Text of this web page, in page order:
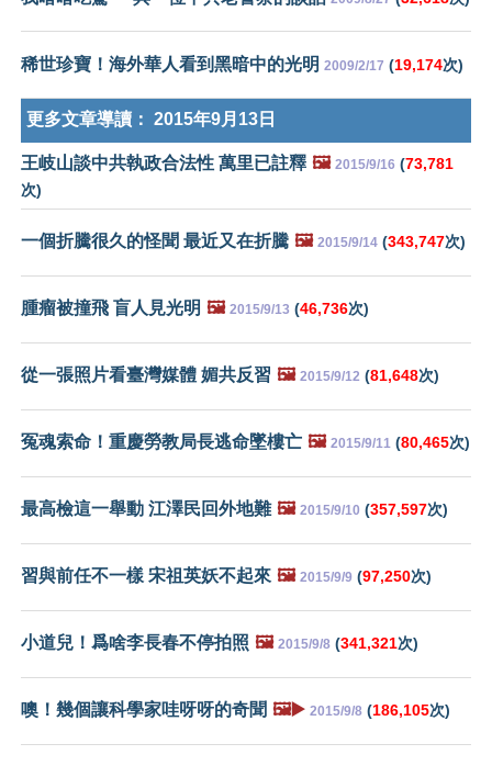
稀世珍寶！海外華人看到黑暗中的光明 2009/2/17 (19,174次)
更多文章導讀： 2015年9月13日
王岐山談中共執政合法性 萬里已註釋 🖼️ 2015/9/16 (73,781
次)
一個折騰很久的怪聞 最近又在折騰 🖼️ 2015/9/14 (343,747次)
腫瘤被撞飛 盲人見光明 🖼️ 2015/9/13 (46,736次)
從一張照片看臺灣媒體 媚共反習 🖼️ 2015/9/12 (81,648次)
冤魂索命！重慶勞教局長逃命墜樓亡 🖼️ 2015/9/11 (80,465次)
最高檢這一舉動 江澤民回外地難 🖼️ 2015/9/10 (357,597次)
習與前任不一樣 宋祖英妖不起來 🖼️ 2015/9/9 (97,250次)
小道兒！爲啥李長春不停拍照 🖼️ 2015/9/8 (341,321次)
噢！幾個讓科學家哇呀呀的奇聞 🖼️▶️ 2015/9/8 (186,105次)